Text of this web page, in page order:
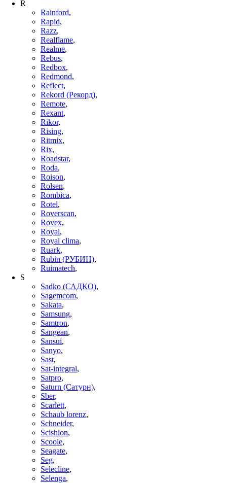
R
Rainford,
Rapid,
Razz,
Realflame,
Realme,
Rebus,
Redbox,
Redmond,
Reflect,
Rekord (Рекорд),
Remote,
Rexant,
Rikor,
Rising,
Ritmix,
Rix,
Roadstar,
Roda,
Roison,
Rolsen,
Rombica,
Rotel,
Roverscan,
Rovex,
Royal,
Royal clima,
Ruark,
Rubin (РУБИН),
Ruimatech,
S
Sadko (САДКО),
Sagemcom,
Sakata,
Samsung,
Samtron,
Sangean,
Sansui,
Sanyo,
Sast,
Sat-integral,
Satpro,
Saturn (Сатурн),
Sber,
Scarlett,
Schaub lorenz,
Schneider,
Scishion,
Scoole,
Seagate,
Seg,
Selecline,
Selenga,